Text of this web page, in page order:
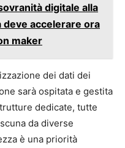
digitale alla
deve accelerare ora
maker
dei dati dei
sarà ospitata e gestita
dedicate, tutte
da diverse
è una priorità